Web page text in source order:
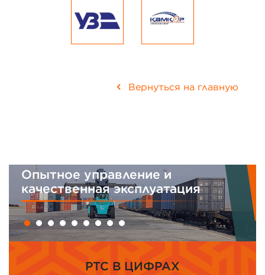
Вернуться на главную
Опытное управление и
качественная эксплуатация
PTC В ЦИФРАХ